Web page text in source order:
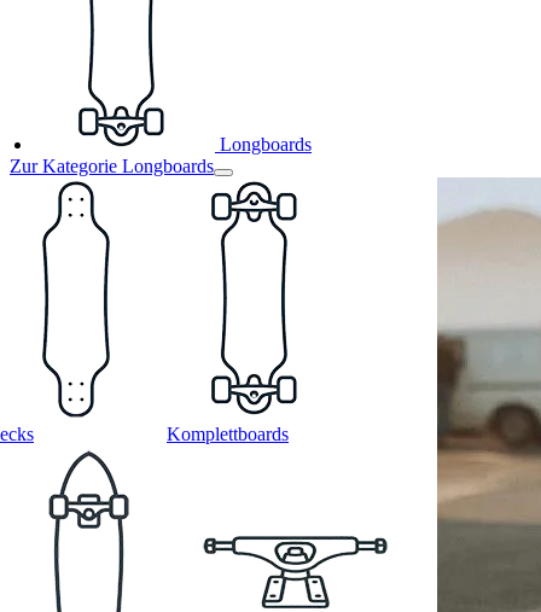
Longboards
Zur Kategorie Longboards
Komplettboards